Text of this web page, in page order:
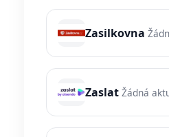
Zasilkovna
Zaslat Žádná